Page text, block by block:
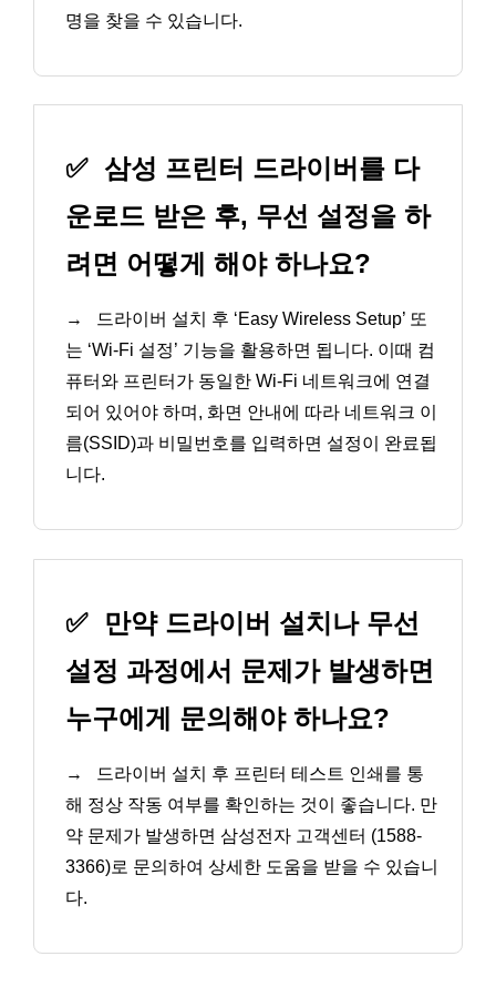
명을 찾을 수 있습니다.
✅ 삼성 프린터 드라이버를 다
운로드 받은 후, 무선 설정을 하
려면 어떻게 해야 하나요?
→
드라이버 설치 후 ‘Easy Wireless Setup’ 또
는 ‘Wi-Fi 설정’ 기능을 활용하면 됩니다. 이때 컴
퓨터와 프린터가 동일한 Wi-Fi 네트워크에 연결
되어 있어야 하며, 화면 안내에 따라 네트워크 이
름(SSID)과 비밀번호를 입력하면 설정이 완료됩
니다.
✅
만약 드라이버 설치나 무선
설정 과정에서 문제가 발생하면
누구에게 문의해야 하나요?
→
드라이버 설치 후 프린터 테스트 인쇄를 통
해 정상 작동 여부를 확인하는 것이 좋습니다. 만
약 문제가 발생하면 삼성전자 고객센터 (1588-
3366)로 문의하여 상세한 도움을 받을 수 있습니
다.